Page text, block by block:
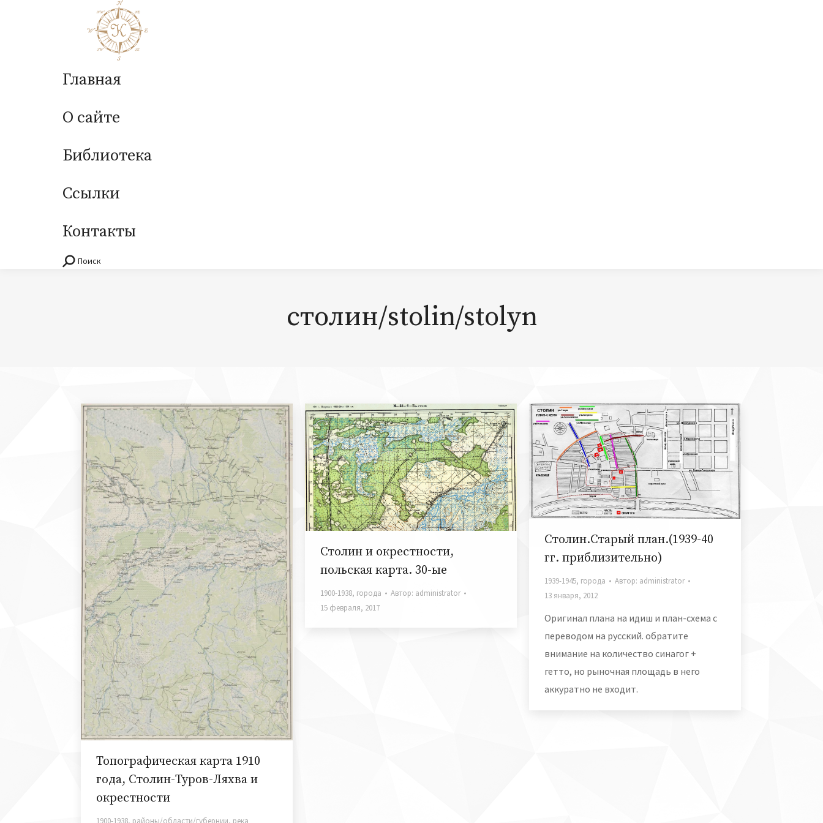
Главная
О сайте
Библиотека
Ссылки
Контакты
Поиск:Поиск
столин/stolin/stolyn
Топографическая карта 1910
года, Столин-Туров-Ляхва и
окрестности
Столин и окрестности,
польская карта. 30-ые
1900-1938, города Автор: administrator
15 февраля, 2017
Столин.Старый план.(1939-40
гг. приблизительно)
1939-1945, города Автор: administrator
13 января, 2012
Оригинал плана на идиш и план-схема с
переводом на русский. обратите
внимание на количество синагог +
гетто, но рыночная площадь в него
аккуратно не входит.